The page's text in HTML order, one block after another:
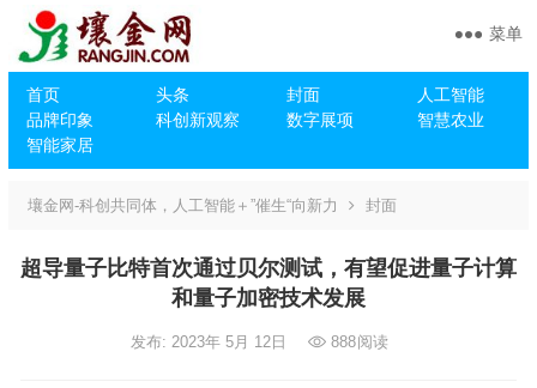
首页 头条 封面
人工智能
品牌印象
科创新观察 数字展项
智慧农业
智能家居
菜单
壤金网-科创共同体，人工智能＋”催生“向新力 封面
超导量子比特首次通过贝尔测试，有望促进量子计算
和量子加密技术发展
发布: 2023年 5月 12日 888阅读